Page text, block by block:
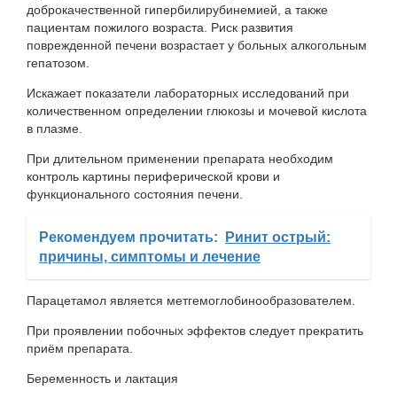
доброкачественной гипербилирубинемией, а также
пациентам пожилого возраста. Риск развития
поврежденной печени возрастает у больных алкогольным
гепатозом.
Искажает показатели лабораторных исследований при
количественном определении глюкозы и мочевой кислота
в плазме.
При длительном применении препарата необходим
контроль картины периферической крови и
функционального состояния печени.
Рекомендуем прочитать:
Ринит острый:
причины, симптомы и лечение
Парацетамол является метгемоглобинообразователем.
При проявлении побочных эффектов следует прекратить
приём препарата.
Беременность и лактация